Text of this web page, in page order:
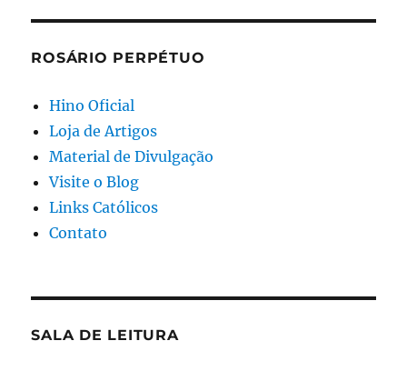
ROSÁRIO PERPÉTUO
Hino Oficial
Loja de Artigos
Material de Divulgação
Visite o Blog
Links Católicos
Contato
SALA DE LEITURA